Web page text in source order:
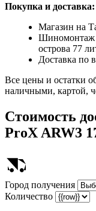
Покупка и доставка:
Магазин на
Шиномонтаж
острова 77
Доставка по
Все цены и остатки
наличными, картой,
Стоимость
ProX ARW3
Город получения
Количество